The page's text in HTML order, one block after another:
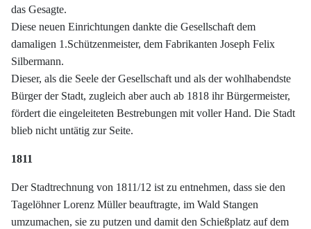
das Gesagte.
Diese neuen Einrichtungen dankte die Gesellschaft dem
damaligen 1.Schützenmeister, dem Fabrikanten Joseph Felix
Silbermann.
Dieser, als die Seele der Gesellschaft und als der wohlhabendste
Bürger der Stadt, zugleich aber auch ab 1818 ihr Bürgermeister,
fördert die eingeleiteten Bestrebungen mit voller Hand. Die Stadt
blieb nicht untätig zur Seite.
1811
Der Stadtrechnung von 1811/12 ist zu entnehmen, dass sie den
Tagelöhner Lorenz Müller beauftragte, im Wald Stangen
umzumachen, sie zu putzen und damit den Schießplatz auf dem